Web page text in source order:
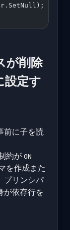
が削除
設定す
前に子を読
約が ON
を作成また
プリンシパ
が依存行を